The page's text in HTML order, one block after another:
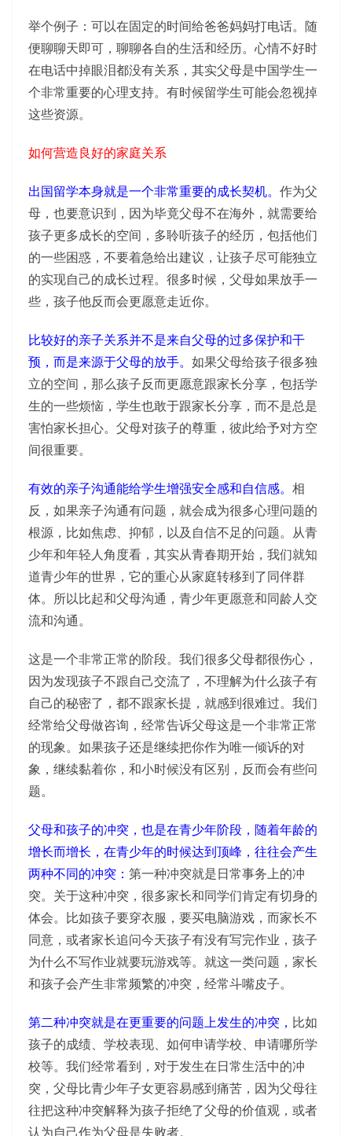
举个例子：可以在固定的时间给爸爸妈妈打电话。随
便聊聊天即可，聊聊各自的生活和经历。心情不好时
在电话中掉眼泪都没有关系，其实父母是中国学生一
个非常重要的心理支持。有时候留学生可能会忽视掉
这些资源。
如何营造良好的家庭关系
出国留学本身就是一个非常重要的成长契机。 作为父
母，也要意识到，因为毕竟父母不在海外，就需要给
孩子更多成长的空间，多聆听孩子的经历，包括他们
的一些困惑，不要着急给出建议，让孩子尽可能独立
的实现自己的成长过程。很多时候，父母如果放手一
些，孩子他反而会更愿意走近你。
比较好的亲子关系并不是来自父母的过多保护和干
预，而是来源于父母的放手。 如果父母给孩子很多独
立的空间，那么孩子反而更愿意跟家长分享，包括学
生的一些烦恼，学生也敢于跟家长分享，而不是总是
害怕家长担心。父母对孩子的尊重，彼此给予对方空
间很重要。
有效的亲子沟通能给学生增强安全感和自信感。 相
反，如果亲子沟通有问题，就会成为很多心理问题的
根源，比如焦虑、抑郁，以及自信不足的问题。从青
少年和年轻人角度看，其实从青春期开始，我们就知
道青少年的世界，它的重心从家庭转移到了同伴群
体。所以比起和父母沟通，青少年更愿意和同龄人交
流和沟通。
这是一个非常正常的阶段。我们很多父母都很伤心，
因为发现孩子不跟自己交流了，不理解为什么孩子有
自己的秘密了，都不跟家长提，就感到很难过。我们
经常给父母做咨询，经常告诉父母这是一个非常正常
的现象。如果孩子还是继续把你作为唯一倾诉的对
象，继续黏着你，和小时候没有区别，反而会有些问
题。
父母和孩子的冲突，也是在青少年阶段，随着年龄的
增长而增长，在青少年的时候达到顶峰，往往会产生
两种不同的冲突： 第一种冲突就是日常事务上的冲
突。关于这种冲突，很多家长和同学们肯定有切身的
体会。比如孩子要穿衣服，要买电脑游戏，而家长不
同意，或者家长追问今天孩子有没有写完作业，孩子
为什么不写作业就要玩游戏等。就这一类问题，家长
和孩子会产生非常频繁的冲突，经常斗嘴皮子。
第二种冲突就是在更重要的问题上发生的冲突， 比如
孩子的成绩、学校表现、如何申请学校、申请哪所学
校等。我们经常看到，对于发生在日常生活中的冲
突，父母比青少年子女更容易感到痛苦，因为父母往
往把这种冲突解释为孩子拒绝了父母的价值观，或者
认为自己作为父母是失败者。